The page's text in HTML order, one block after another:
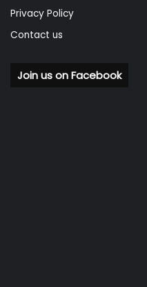
Privacy Policy
Contact us
Join us on Facebook